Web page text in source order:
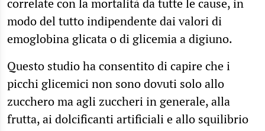
correlate con la mortalità da tutte le cause, in
modo del tutto indipendente dai valori di
emoglobina glicata o di glicemia a digiuno.
Questo studio ha consentito di capire che i
picchi glicemici non sono dovuti solo allo
zucchero ma agli zuccheri in generale, alla
frutta, ai dolcificanti artificiali e allo squilibrio